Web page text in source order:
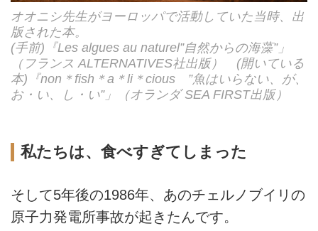
オオニシ先生がヨーロッパで活動していた当時、出
版された本。
(手前)『Les algues au naturel”自然からの海藻”」
（フランス ALTERNATIVES社出版） (開いている
本)『non＊fish＊a＊li＊cious ”魚はいらない、が、
お・い、し・い”」（オランダ SEA FIRST出版）
私たちは、食べすぎてしまった
そして5年後の1986年、あのチェルノブイリの
原子力発電所事故が起きたんです。